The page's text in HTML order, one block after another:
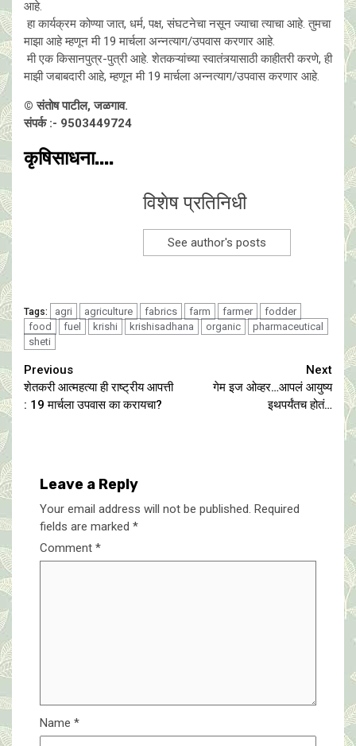
आहे.
हा कार्यक्रम कोण्या जात, धर्म, पक्ष, संघटनेचा नसून ज्याचा त्याचा आहे. तुमचा
माझा आहे म्हणून मी 19 मार्चला अन्नत्याग/उपवास करणार आहे.
मी एक किसानपुत्र-पुत्री आहे. शेतकऱ्यांच्या स्वातंत्र्यासाठी काहीतरी करणे, ही
माझी जबाबदारी आहे, म्हणून मी 19 मार्चला अन्नत्याग/उपवास करणार आहे.
©️ संतोष पाटील, जळगाव.
संपर्क :- 9503449724
कृषिसाधना....
विशेष प्रतिनिधी
See author's posts
Tags: agri agriculture fabrics farm farmer
fodder
food
fuel krishi krishisadhana organic
pharmaceutical
sheti
Continue
Reading
Previous
शेतकरी आत्महत्या ही राष्ट्रीय आपत्ती
: 19 मार्चला उपवास का करायचा?
Next
गेम इज ओव्हर…आपलं आयुष्य
इथपर्यंतच होतं…
Leave a Reply
Your email address will not be published. Required
fields are marked *
Comment *
Name *